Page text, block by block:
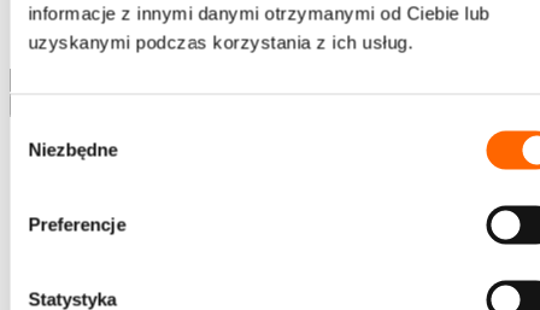
informacje z innymi danymi otrzymanymi od Ciebie lub
uzyskanymi podczas korzystania z ich usług.
zgody
Niezbędne
Preferencje
Statystyka
Napisz do nas
Strefa wiedzy
EN